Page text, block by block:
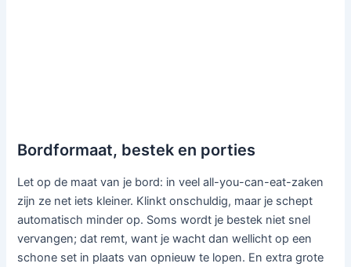
Bordformaat, bestek en porties
Let op de maat van je bord: in veel all-you-can-eat-zaken
zijn ze net iets kleiner. Klinkt onschuldig, maar je schept
automatisch minder op. Soms wordt je bestek niet snel
vervangen; dat remt, want je wacht dan wellicht op een
schone set in plaats van opnieuw te lopen. En extra grote